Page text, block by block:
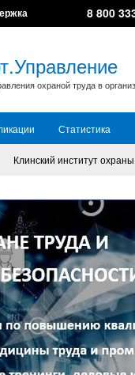
8 800
охраной труда в
Статистика
Клинский институт